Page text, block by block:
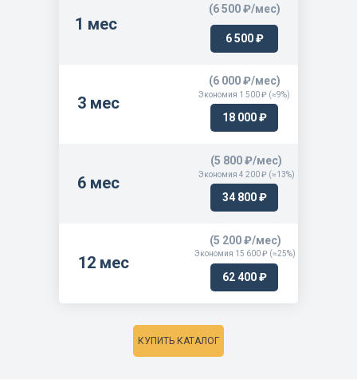
(6 500 ₽/мес)
6 500 ₽
(5 200 ₽/мес)
Экономия 15 600 ₽ (≈25%)
62 400 ₽
34 800 ₽
Экономия 4 200 ₽ (≈13%)
(5 800 ₽/мес)
Экономия 1 500 ₽ (≈9%)
(6 000 ₽/мес)
18 000 ₽
1 мес
12 мес
6 мес
КУПИТЬ КАТАЛОГ
3 мес